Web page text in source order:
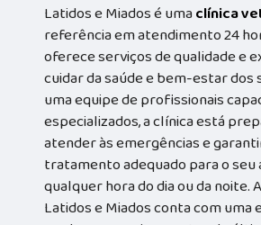
Latidos e Miados é umaclínica
referência em atendimento 24
oferece serviços de qualidade e
cuidar da saúde e bem-estar dos
uma equipe de profissionais
especializados, a clínica está
atender às emergências e
tratamento adequado para o seu
qualquer hora do dia ou da noite.
Latidos e Miados conta com